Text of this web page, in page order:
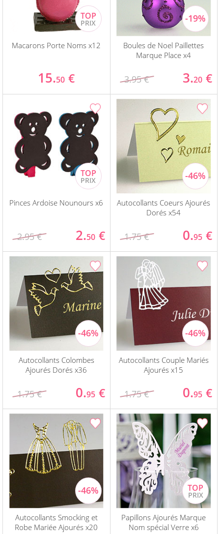
Macarons Porte Noms x12
15.50 €
Boules de Noel Paillettes
Marque Place x4
3.95 € 3.20 €
Pinces Ardoise Nounours x6
2.95 € 2.50 €
Autocollants Coeurs Ajourés
Dorés x54
1.75 € 0.95 €
Autocollants Colombes
Ajourés Dorés x36
1.75 € 0.95 €
Autocollants Couple Mariés
Ajourés x15
1.75 € 0.95 €
Autocollants Smocking et
Robe Mariée Ajourés x20
Papillons Ajourés Marque
Nom spécial Verre x6